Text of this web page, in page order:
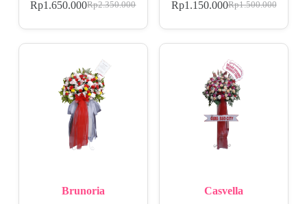
Rp2.350.000
Rp1.650.000 Rp1.500.000
Rp1.150.000
Brunoria Casvella